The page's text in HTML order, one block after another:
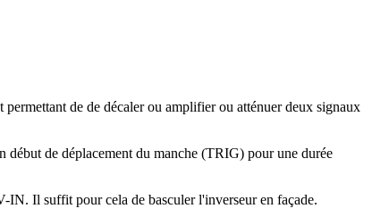
de de décaler ou amplifier ou atténuer deux signaux
début de déplacement du manche (TRIG) pour une durée
IN. Il suffit pour cela de basculer l'inverseur en façade.